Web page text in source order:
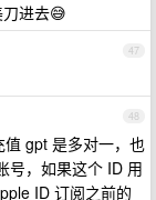
进去😅
47
48
gpt 是多对一，也
号，如果这个 ID 用
ID 订阅之前的